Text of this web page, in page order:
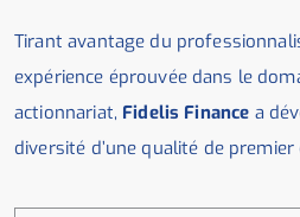
Tirant avantage du
expérience éprouvée dans le
actionnariat, Fidelis Finance a
diversité d’une qualité de premier